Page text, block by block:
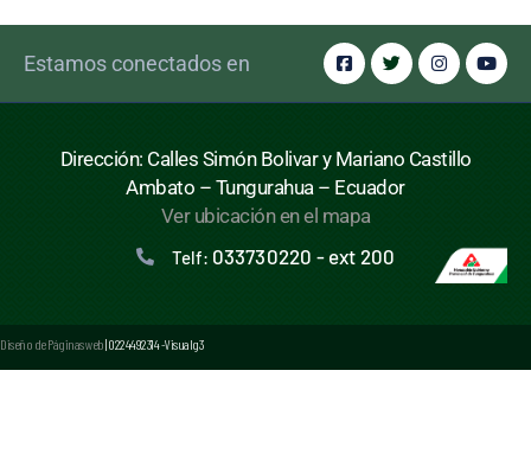
Estamos conectados en
Dirección: Calles Simón Bolivar y Mariano Castillo
Ambato – Tungurahua – Ecuador
Ver ubicación en el mapa
Telf: 033730220 - ext 200
Diseño de Páginas web| 0224492314 -Visualg3